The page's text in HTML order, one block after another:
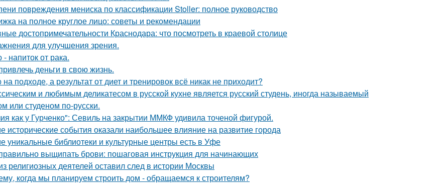
повреждения мениска по классификации Stoller: полное руководство
на полное круглое лицо: советы и рекомендации
достопримечательности Краснодара: что посмотреть в краевой столице
для улучшения зрения.
- напиток от рака.
деньги в свою жизнь.
на подходе, а результат от диет и тренировок всё никак не приходит?
и любимым деликатесом в русской кухне является русский студень, иногда называемый
или студеном по-русски.
как у Гурченко": Севиль на закрытии ММКФ удивила точеной фигурой.
исторические события оказали наибольшее влияние на развитие города
уникальные библиотеки и культурные центры есть в Уфе
выщипать брови: пошаговая инструкция для начинающих
религиозных деятелей оставил след в истории Москвы
когда мы планируем строить дом - обращаемся к строителям?